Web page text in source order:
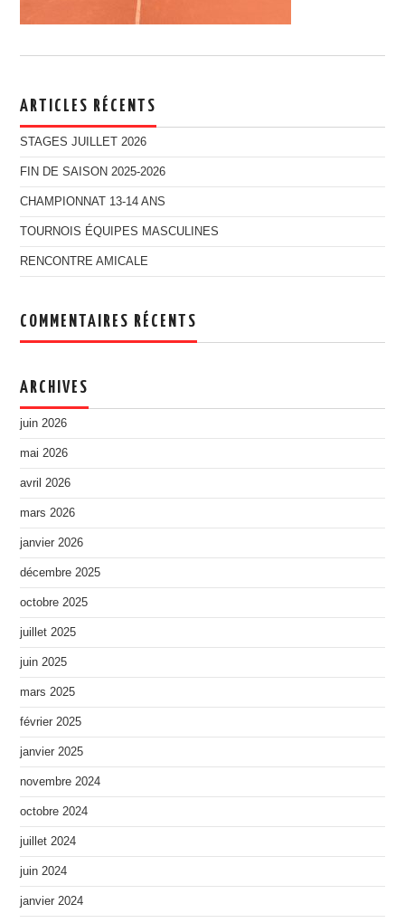
ARTICLES RÉCENTS
STAGES JUILLET 2026
FIN DE SAISON 2025-2026
CHAMPIONNAT 13-14 ANS
TOURNOIS ÉQUIPES MASCULINES
RENCONTRE AMICALE
COMMENTAIRES RÉCENTS
ARCHIVES
juin 2026
mai 2026
avril 2026
mars 2026
janvier 2026
décembre 2025
octobre 2025
juillet 2025
juin 2025
mars 2025
février 2025
janvier 2025
novembre 2024
octobre 2024
juillet 2024
juin 2024
janvier 2024